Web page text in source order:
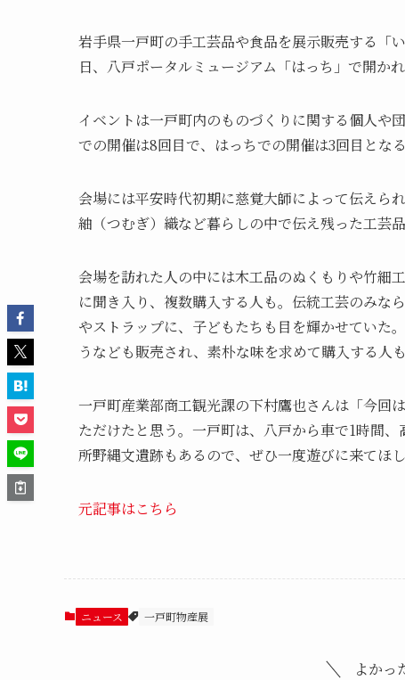
岩手県一戸町の手工芸品や食品を展示販売する
日、八戸ポータルミュージアム「はっち」で開かれ
イベントは一戸町内のものづくりに関する個人や
での開催は8回目で、はっちでの開催は3回目となる
会場には平安時代初期に慈覚大師によって伝えら
紬（つむぎ）織など暮らしの中で伝え残った工芸
会場を訪れた人の中には木工品のぬくもりや竹細
に聞き入り、複数購入する人も。伝統工芸のみな
やストラップに、子どもたちも目を輝かせていた
うなども販売され、素朴な味を求めて購入する人も
一戸町産業部商工観光課の下村鷹也さんは「今回
ただけたと思う。一戸町は、八戸から車で1時間
所野縄文遺跡もあるので、ぜひ一度遊びに来てほ
元記事はこちら
ニュース 一戸町物産展
よかっ